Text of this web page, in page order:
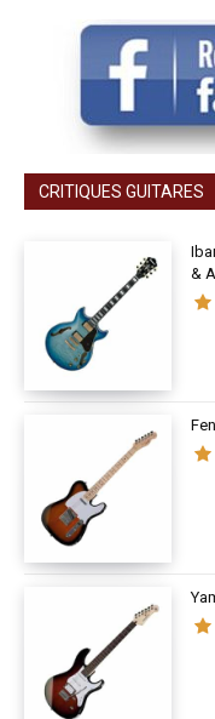
CRITIQUES GUITARES
&